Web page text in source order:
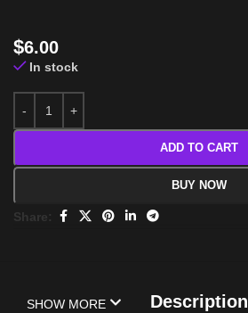
$6.00
In stock
ADD TO CART
BUY NOW
Share:
Description
SHOW MORE